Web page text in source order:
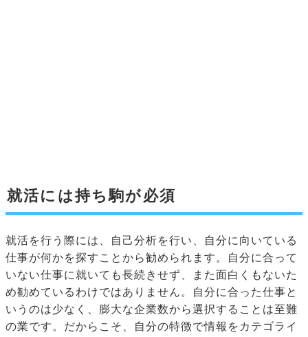
就活には持ち駒が必須
就活を行う際には、自己分析を行い、自分に向いている
仕事が何かを探すことから勧められます。自分に合って
いない仕事に就いても長続きせず、また面白くもないた
め勧めているわけではありません。自分に合った仕事と
いうのは少なく、膨大な企業数から選択することは至難
の業です。だからこそ、自分の特徴で情報をカテゴライ